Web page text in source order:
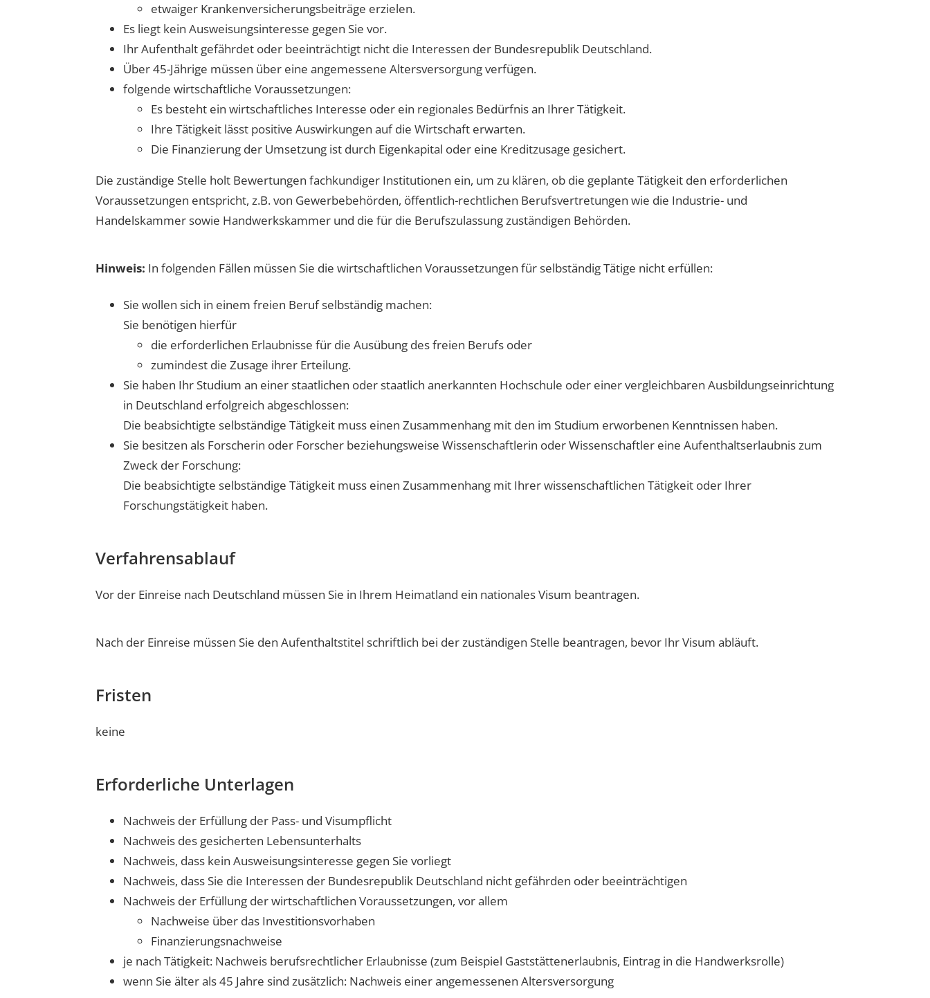
etwaiger Krankenversicherungsbeiträge erzielen.
Es liegt kein Ausweisungsinteresse gegen Sie vor.
Ihr Aufenthalt gefährdet oder beeinträchtigt nicht die Interessen der Bundesrepublik Deutschland.
Über 45-Jährige müssen über eine angemessene Altersversorgung verfügen.
folgende wirtschaftliche Voraussetzungen:
Es besteht ein wirtschaftliches Interesse oder ein regionales Bedürfnis an Ihrer Tätigkeit.
Ihre Tätigkeit lässt positive Auswirkungen auf die Wirtschaft erwarten.
Die Finanzierung der Umsetzung ist durch Eigenkapital oder eine Kreditzusage gesichert.
Die zuständige Stelle holt Bewertungen fachkundiger Institutionen ein, um zu klären, ob die geplante Tätigkeit den erforderlichen
Voraussetzungen entspricht, z.B. von Gewerbebehörden, öffentlich-rechtlichen Berufsvertretungen wie die Industrie- und
Handelskammer sowie Handwerkskammer und die für die Berufszulassung zuständigen Behörden.
Hinweis: In folgenden Fällen müssen Sie die wirtschaftlichen Voraussetzungen für selbständig Tätige nicht erfüllen:
Sie wollen sich in einem freien Beruf selbständig machen:
Sie benötigen hierfür
die erforderlichen Erlaubnisse für die Ausübung des freien Berufs oder
zumindest die Zusage ihrer Erteilung.
Sie haben Ihr Studium an einer staatlichen oder staatlich anerkannten Hochschule oder einer vergleichbaren Ausbildungseinrichtung
in Deutschland erfolgreich abgeschlossen:
Die beabsichtigte selbständige Tätigkeit muss einen Zusammenhang mit den im Studium erworbenen Kenntnissen haben.
Sie besitzen als Forscherin oder Forscher beziehungsweise Wissenschaftlerin oder Wissenschaftler eine Aufenthaltserlaubnis zum
Zweck der Forschung:
Die beabsichtigte selbständige Tätigkeit muss einen Zusammenhang mit Ihrer wissenschaftlichen Tätigkeit oder Ihrer
Forschungstätigkeit haben.
Verfahrensablauf
Vor der Einreise nach Deutschland müssen Sie in Ihrem Heimatland ein nationales Visum beantragen.
Nach der Einreise müssen Sie den Aufenthaltstitel schriftlich bei der zuständigen Stelle beantragen, bevor Ihr Visum abläuft.
Fristen
keine
Erforderliche Unterlagen
Nachweis der Erfüllung der Pass- und Visumpflicht
Nachweis des gesicherten Lebensunterhalts
Nachweis, dass kein Ausweisungsinteresse gegen Sie vorliegt
Nachweis, dass Sie die Interessen der Bundesrepublik Deutschland nicht gefährden oder beeinträchtigen
Nachweis der Erfüllung der wirtschaftlichen Voraussetzungen, vor allem
Nachweise über das Investitionsvorhaben
Finanzierungsnachweise
je nach Tätigkeit: Nachweis berufsrechtlicher Erlaubnisse (zum Beispiel Gaststättenerlaubnis, Eintrag in die Handwerksrolle)
wenn Sie älter als 45 Jahre sind zusätzlich: Nachweis einer angemessenen Altersversorgung